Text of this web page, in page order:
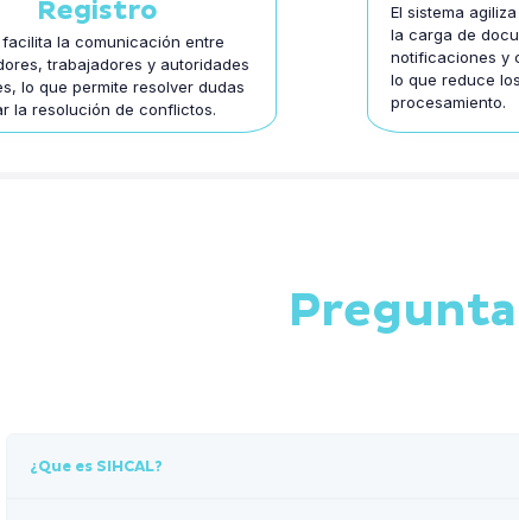
Registro
facilita la comunicación entre
trabajadores y autoridades
lo que permite resolver dudas
la resolución de conflictos.
El sistema
la carga de
notificaciones y
lo que reduce
procesamiento.
¿Que es SIHCAL?